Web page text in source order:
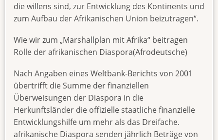
die willens sind, zur Entwicklung des Kontinents und
zum Aufbau der Afrikanischen Union beizutragen“.
Wie wir zum „Marshallplan mit Afrika“ beitragen
Rolle der afrikanischen Diaspora(Afrodeutsche)
Nach Angaben eines Weltbank-Berichts von 2001
übertrifft die Summe der finanziellen
Überweisungen der Diaspora in die
Herkunftsländer die offizielle staatliche finanzielle
Entwicklungshilfe um mehr als das Dreifache.
afrikanische Diaspora senden jährlich Beträge von